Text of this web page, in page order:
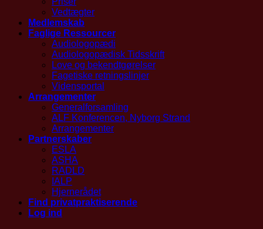
Vedtægter
Medlemskab
Faglige Ressourcer
Audiologopædi
Audiologopædisk Tidsskrift
Love og bekendtgørelser
Fagetiske retningslinjer
Vidensportal
Arrangementer
Generalforsamling
ALF Konferencen, Nyborg Strand
Arrangementer
Partnerskaber
ESLA
ASHA
RADLD
IALP
Hjernerådet
Find privatpraktiserende
Log ind